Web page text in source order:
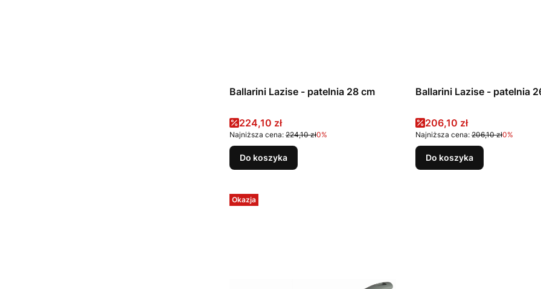
Ballarini Lazise - patelnia 28 cm
Cena promocyjna
224,10 zł
Najniższa cena: 224,10 zł0%
Do koszyka
Cena promocyjna
206,10 zł
Najniższa cena: 206,10 zł0%
Do koszyka
Okazja